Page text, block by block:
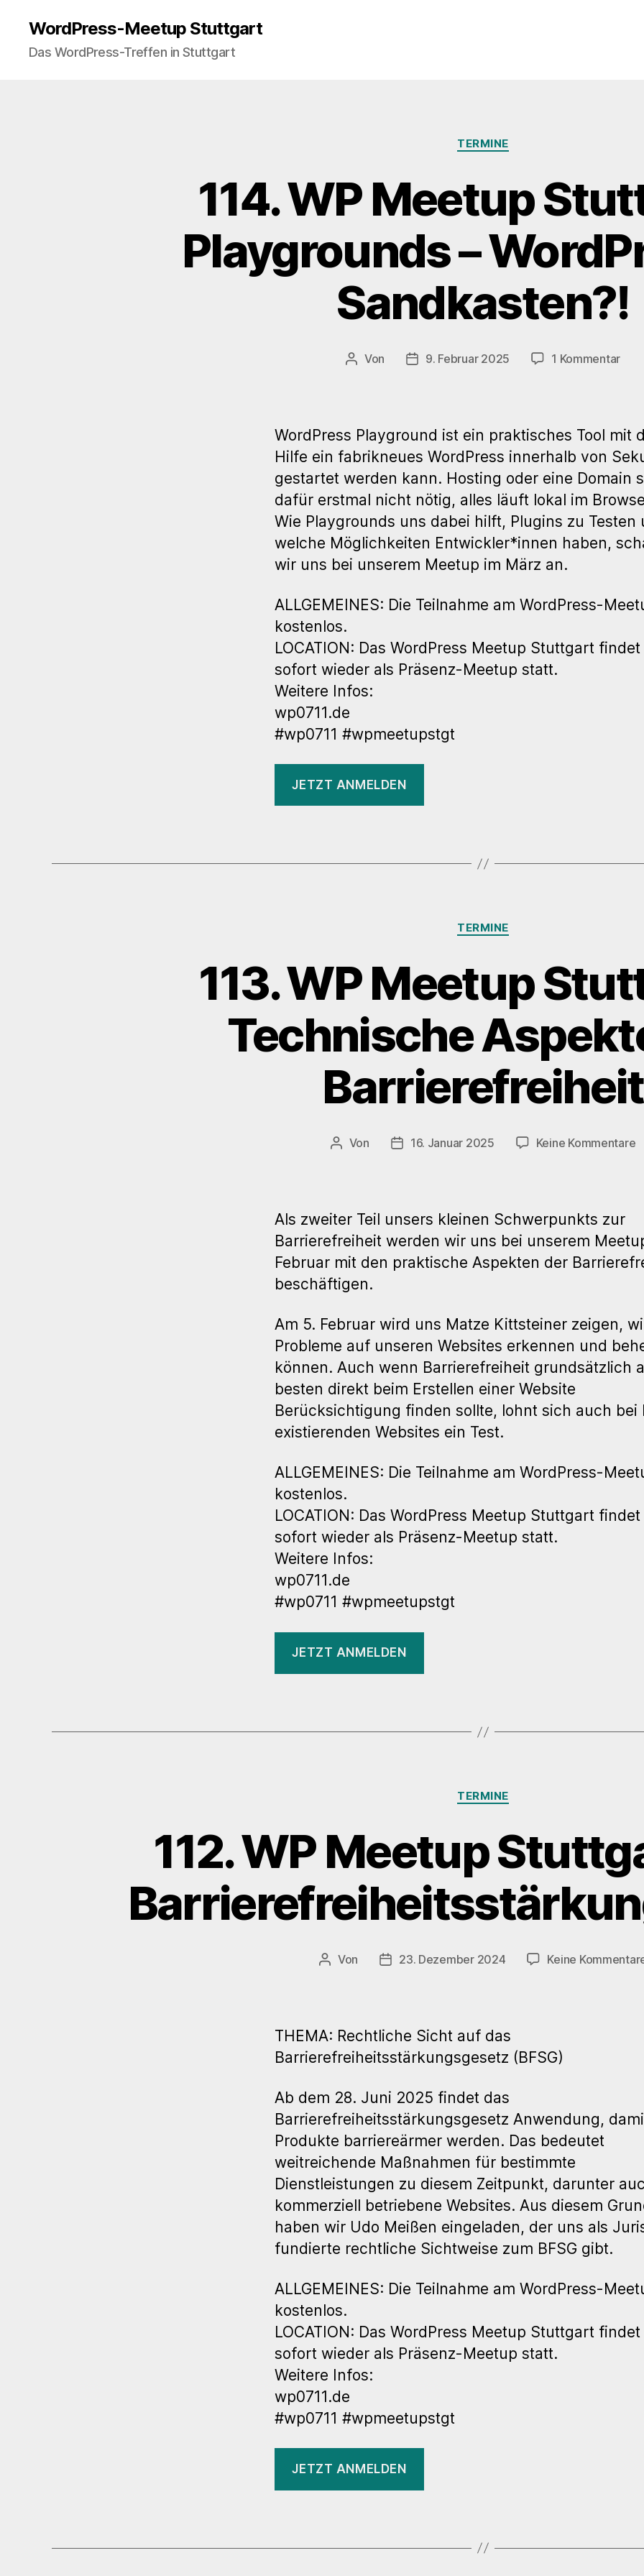
WordPress-Meetup Stuttgart
Das WordPress-Treffen in Stuttgart
Kategorien
TERMINE
114. WP Meetup
Playgrounds –
Sandkasten?!
Beitragsautor
Von Veröffentlichungsdatum
9. Februar 2025 1 Kommentarzu
–
–
WordPress Playground ist ein praktisches Tool mit
Hilfe ein fabrikneues WordPress innerhalb von
gestartet werden kann. Hosting oder eine Domain
dafür erstmal nicht nötig, alles läuft lokal im
Wie Playgrounds uns dabei hilft, Plugins zu Testen
welche Möglichkeiten Entwickler*innen haben,
wir uns bei unserem Meetup im März an.
ALLGEMEINES: Die Teilnahme am WordPress-
kostenlos.
LOCATION: Das WordPress Meetup Stuttgart
sofort wieder als Präsenz-Meetup statt.
Weitere Infos:
wp0711.de
#wp0711 #wpmeetupstgt
JETZT ANMELDEN
Kategorien
TERMINE
113. WP Meetup
Technische
Barrierefreiheit
Beitragsautor
Von Veröffentlichungsdatum
16. Januar 2025 Keine Kommentare
Als zweiter Teil unsers kleinen Schwerpunkts zur
Barrierefreiheit werden wir uns bei unserem
Februar mit den praktische Aspekten der
beschäftigen.
Am 5. Februar wird uns Matze Kittsteiner zeigen,
Probleme auf unseren Websites erkennen und
können. Auch wenn Barrierefreiheit grundsätzlich
besten direkt beim Erstellen einer Website
Berücksichtigung finden sollte, lohnt sich auch bei
existierenden Websites ein Test.
ALLGEMEINES: Die Teilnahme am WordPress-
kostenlos.
LOCATION: Das WordPress Meetup Stuttgart
sofort wieder als Präsenz-Meetup statt.
Weitere Infos:
wp0711.de
#wp0711 #wpmeetupstgt
JETZT ANMELDEN
Kategorien
TERMINE
112. WP Meetup
Beitragsautor
Von Veröffentlichungsdatum
23. Dezember 2024 Keine
THEMA: Rechtliche Sicht auf das
Barrierefreiheitsstärkungsgesetz (BFSG)
Ab dem 28. Juni 2025 findet das
Barrierefreiheitsstärkungsgesetz Anwendung,
Produkte barriereärmer werden. Das bedeutet
weitreichende Maßnahmen für bestimmte
Dienstleistungen zu diesem Zeitpunkt, darunter
kommerziell betriebene Websites. Aus diesem
haben wir Udo Meißen eingeladen, der uns als
fundierte rechtliche Sichtweise zum BFSG gibt.
ALLGEMEINES: Die Teilnahme am WordPress-
kostenlos.
LOCATION: Das WordPress Meetup Stuttgart
sofort wieder als Präsenz-Meetup statt.
Weitere Infos:
wp0711.de
#wp0711 #wpmeetupstgt
JETZT ANMELDEN